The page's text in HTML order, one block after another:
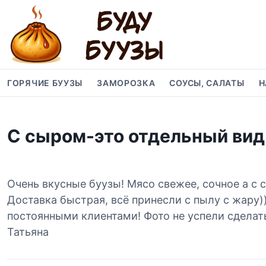
ГОРЯЧИЕ БУУЗЫ ЗАМОРОЗКА СОУСЫ, САЛАТЫ
С сыром-это отдельный вид
Очень вкусные буузы! Мясо свежее, сочное а с
Доставка быстрая, всё принесли с пылу с
постоянными клиентами! Фото не успели
Татьяна